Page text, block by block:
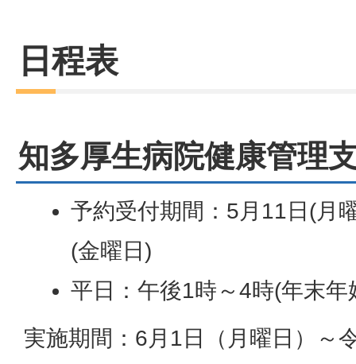
日程表
知多厚生病院健康管理
予約受付期間：5月11日(月
(金曜日)
平日：午後1時～4時(年末
実施期間：6月1日（月曜日）～